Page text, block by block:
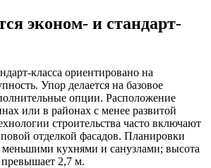
эконом- и стандарт-
класса ориентировано на
Упор делается на базовое
опции. Расположение
или в районах с менее развитой
строительства часто включают
отделкой фасадов. Планировки
меньшими кухнями и санузлами; высота
2,7 м.